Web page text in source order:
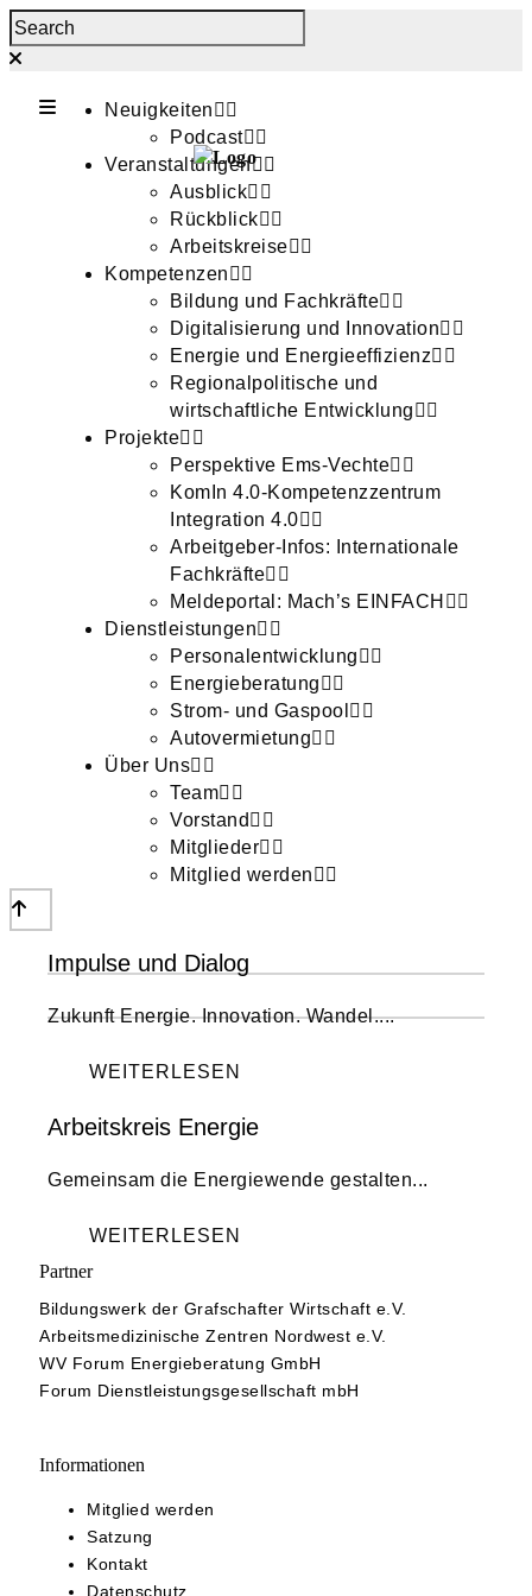
Neuigkeiten
Podcast
Veranstaltungen
Ausblick
Rückblick
Arbeitskreise
Kompetenzen
Bildung und Fachkräfte
Digitalisierung und Innovation
Energie und Energieeffizienz
Regionalpolitische und
wirtschaftliche Entwicklung
Projekte
Perspektive Ems-Vechte
KomIn 4.0-Kompetenzzentrum
Integration 4.0
Arbeitgeber-Infos: Internationale
Fachkräfte
Meldeportal: Mach’s EINFACH
Dienstleistungen
Personalentwicklung
Energieberatung
Strom- und Gaspool
Autovermietung
Über Uns
Team
Vorstand
Mitglieder
Mitglied werden
Impulse und Dialog
Zukunft Energie. Innovation. Wandel....
WEITERLESEN
Arbeitskreis Energie
Gemeinsam die Energiewende gestalten...
WEITERLESEN
Partner
Bildungswerk der Grafschafter Wirtschaft e.V.
Arbeitsmedizinische Zentren Nordwest e.V.
WV Forum Energieberatung GmbH
Forum Dienstleistungsgesellschaft mbH
Informationen
Mitglied werden
Satzung
Kontakt
Datenschutz